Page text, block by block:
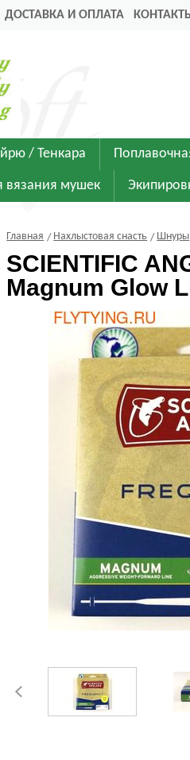
ДОСТАВКА И ОПЛАТА КОНТАКТЫ
/ Тенкара
вязания мушек
Главная Нахлыстовая снасть Шнуры
SCIENTIFIC
Magnum Glow